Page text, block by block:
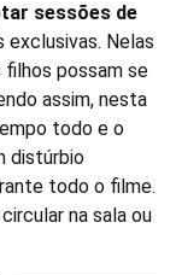
sessões de
exclusivas. Nelas
possam se
assim, nesta
todo e o
distúrbio
todo o filme.
na sala ou